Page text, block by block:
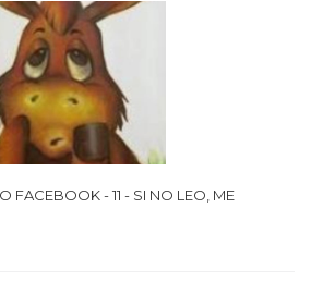
FACEBOOK - 11 - SI NO LEO, ME